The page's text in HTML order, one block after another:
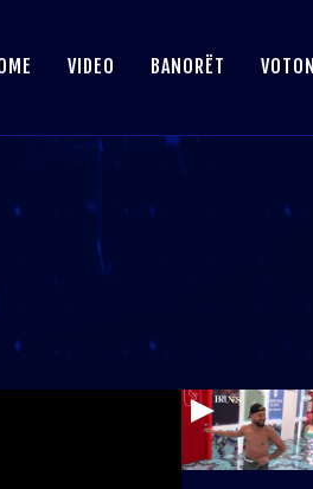
VIDEO BANORËT VOTONI